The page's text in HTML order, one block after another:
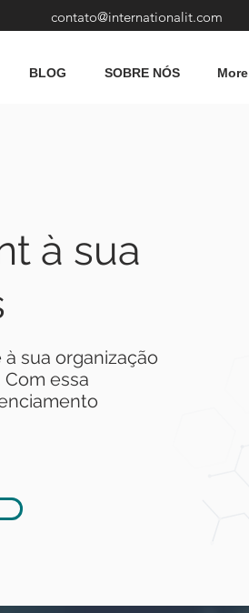
contato@internationalit.com
BLOG SOBRE NÓS More
à sua
sua organização
essa